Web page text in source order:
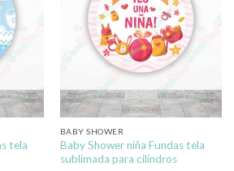
tela
BABY SHOWER
Baby Shower niña Fundas tela
sublimada para cilindros